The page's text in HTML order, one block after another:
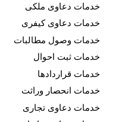
خدمات دعاوی ملکی
خدمات دعاوی کیفری
خدمات وصول مطالبات
خدمات ثبت احوال
خدمات قراردادها
خدمات انحصار وراثت
خدمات دعاوی تجاری